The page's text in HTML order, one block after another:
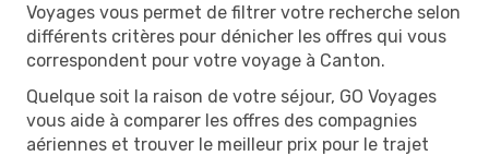
Voyages vous permet de filtrer votre recherche selon
différents critères pour dénicher les offres qui vous
correspondent pour votre voyage à Canton.
Quelque soit la raison de votre séjour, GO Voyages
vous aide à comparer les offres des compagnies
aériennes et trouver le meilleur prix pour le trajet